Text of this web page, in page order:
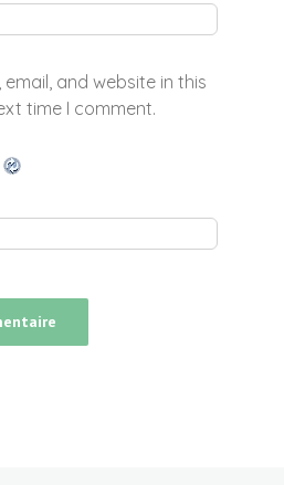
and website in this
time I comment.